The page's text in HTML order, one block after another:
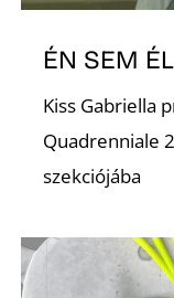
ÉN SEM
Kiss Gabriella
Quadrenniale
szekciójába